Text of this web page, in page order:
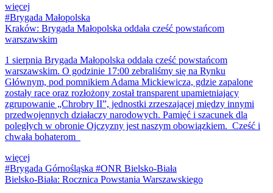
więcej
#Brygada Małopolska
Kraków: Brygada Małopolska oddała cześć powstańcom
warszawskim
1 sierpnia Brygada Małopolska oddała cześć powstańcom
warszawskim. O godzinie 17:00 zebraliśmy się na Rynku
Głównym, pod pomnikiem Adama Mickiewicza, gdzie zapalone
zostały race oraz rozłożony został transparent upamietniajacy
zgrupowanie „Chrobry II”, jednostki zrzeszającej między innymi
przedwojennych działaczy narodowych. Pamięć i szacunek dla
poległych w obronie Ojczyzny jest naszym obowiązkiem. Cześć i
chwała bohaterom
więcej
#Brygada Górnośląska #ONR Bielsko-Biała
Bielsko-Biała: Rocznica Powstania Warszawskiego